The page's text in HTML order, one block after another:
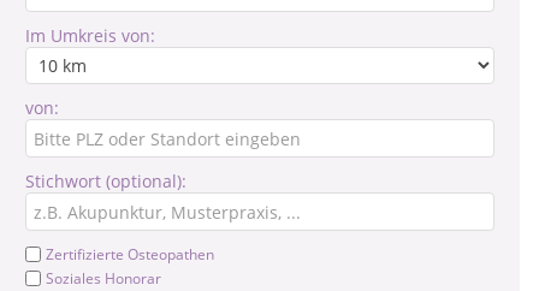
Im Umkreis von:
von:
Stichwort (optional):
Zertifizierte Osteopathen
Soziales Honorar